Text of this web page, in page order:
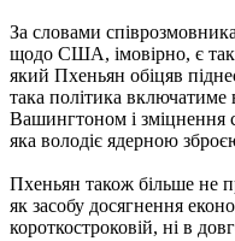
За словами
щодо США, імовірно, є
який Пхеньян обіцяв
така політика включатиме
Вашингтоном і зміцнення
яка володіє ядерною
Пхеньян також більше не
як засобу досягнення
короткостроковій, ні в